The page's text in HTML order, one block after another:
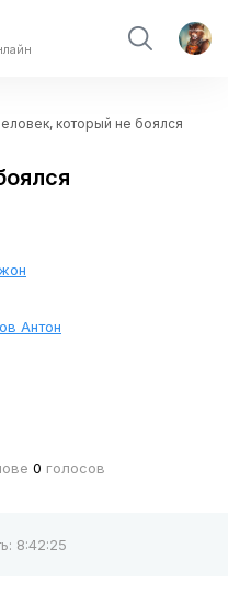
который не боялся
Антон
0 голосов
8:42:25